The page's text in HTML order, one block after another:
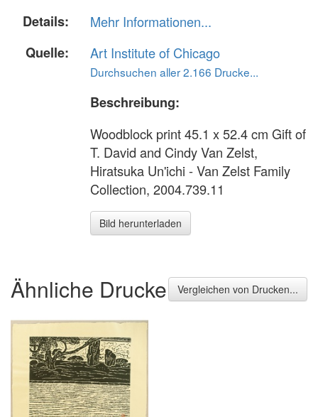
Details:
Mehr Informationen...
Quelle:
Art Institute of Chicago
Durchsuchen aller 2.166 Drucke...
Beschreibung:
Woodblock print 45.1 x 52.4 cm Gift of
T. David and Cindy Van Zelst,
Hiratsuka Un'ichi - Van Zelst Family
Collection, 2004.739.11
Bild herunterladen
Ähnliche Drucke Vergleichen von Drucken...